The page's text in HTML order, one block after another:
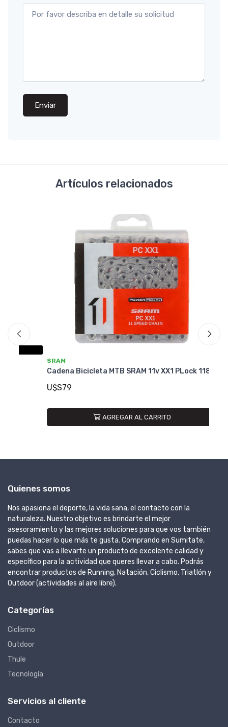
Enviar
Artículos relacionados
SRAM
Cadena Bicicleta MTB SRAM 11v XX1 PLock 118L
U$S79
AGREGAR AL CARRITO
Quienes somos
Nos apasiona el deporte, la vida sana, el contacto con la
naturaleza. Nuestro objetivo es brindarte el mejor
asesoramiento y las mejores soluciones para que vos también
puedas hacer lo que más te gusta. Comprando en Sumitate,
sabes que vas a llevarte un producto de excelente calidad y
específico para la actividad que queres llevar a cabo. Podrás
encontrar productos de Running, Natación, Ciclismo, Triatlón y
Outdoor (actividades al aire libre).
Categorías
Ciclismo
Outdoor
Thule
Tecnología
Servicios al cliente
Contacto